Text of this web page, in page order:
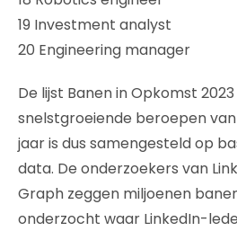
19 Investment analyst
20 Engineering manager
De lijst Banen in Opkomst
snelstgroeiende beroepen
jaar is dus samengesteld op
data. De onderzoekers van
Graph zeggen miljoenen
onderzocht waar LinkedIn-